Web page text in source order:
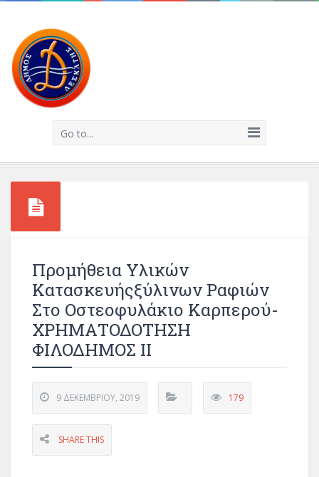
Go to...
Προμήθεια Υλικών
Κατασκευήςξύλινων Ραφιών
Στο Οστεοφυλάκιο Καρπερού-
ΧΡΗΜΑΤΟΔΟΤΗΣΗ
ΦΙΛΟΔΗΜΟΣ ΙΙ
9 ΔΕΚΕΜΒΡΊΟΥ, 2019 179
SHARE THIS